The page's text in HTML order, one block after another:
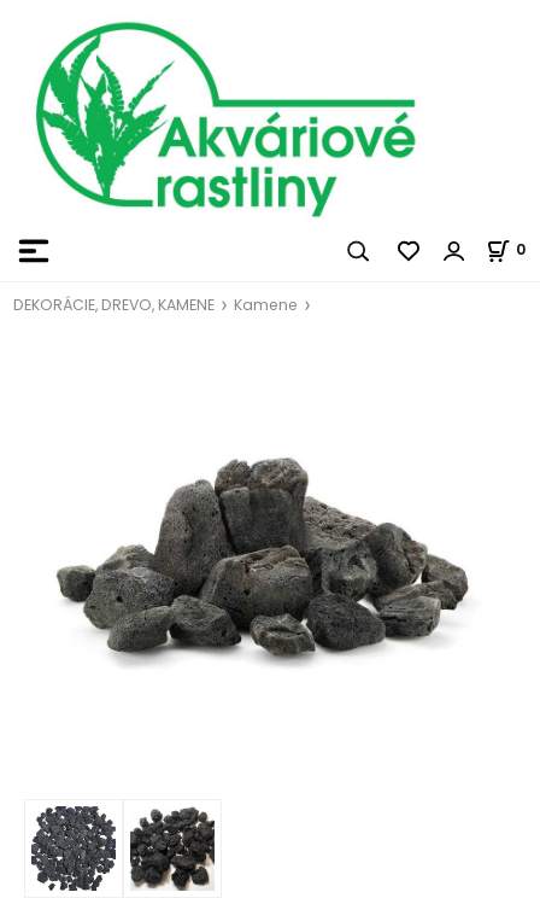
0
DEKORÁCIE, DREVO, KAMENE Kamene